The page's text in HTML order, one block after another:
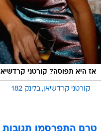
אז היא תפוסה? קורטני קרדשיאן
קורטני קרדשיאן בלינק 182